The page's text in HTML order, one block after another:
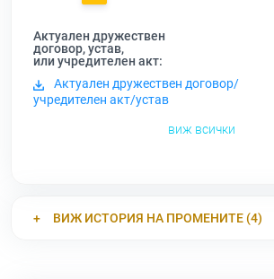
Актуален дружествен
договор, устав,
или учредителен акт:
Актуален дружествен договор/
учредителен акт/устав
виж всички
ВИЖ ИСТОРИЯ НА ПРОМЕНИТЕ (4)